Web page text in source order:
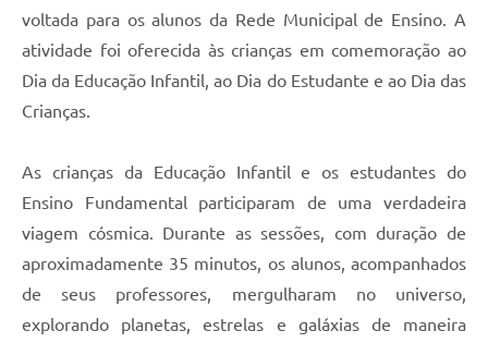
voltada para os alunos da Rede Municipal de Ensino. A
atividade foi oferecida às crianças em comemoração ao
Dia da Educação Infantil, ao Dia do Estudante e ao Dia das
Crianças.
As crianças da Educação Infantil e os estudantes do
Ensino Fundamental participaram de uma verdadeira
viagem cósmica. Durante as sessões, com duração de
aproximadamente 35 minutos, os alunos, acompanhados
de seus professores, mergulharam no universo,
explorando planetas, estrelas e galáxias de maneira